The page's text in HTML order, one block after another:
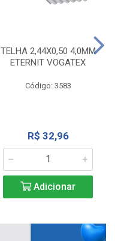
TELHA 2,44X0,50 4,0MM
ETERNIT VOGATEX
Código: 3583
R$ 32,96
Adicionar